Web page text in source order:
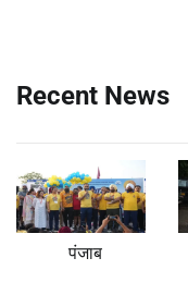
Recent News
पंजाब